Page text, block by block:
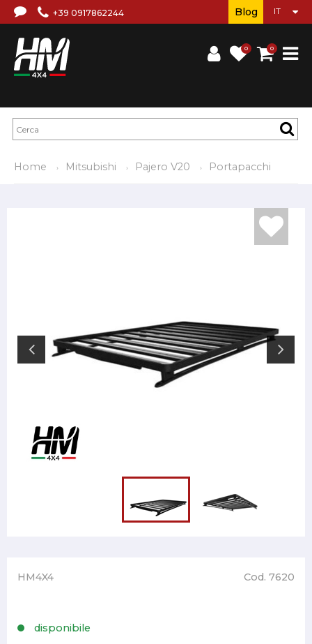
+39 0917862244
0 0
Blog
Home Mitsubishi Pajero V20 Portapacchi
HM4X4 Cod. 7620
disponibile